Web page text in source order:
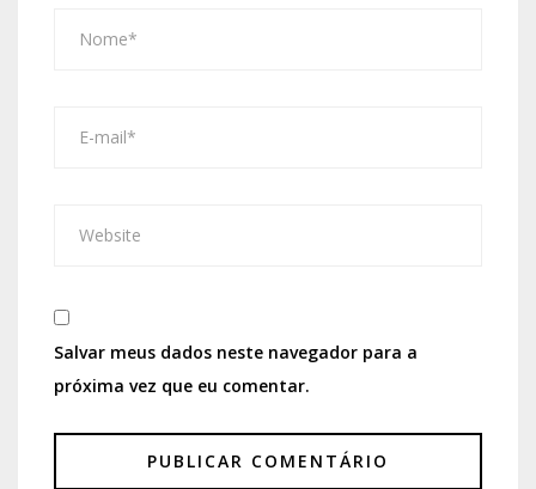
Salvar meus dados neste navegador para a
próxima vez que eu comentar.